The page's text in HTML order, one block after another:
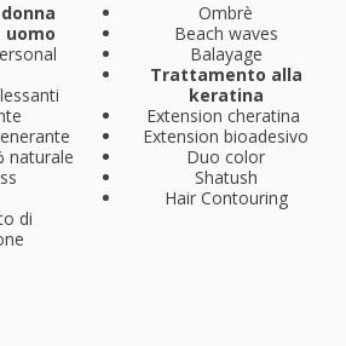
uomo
naturale
di
Ombrè
Beach waves
Balayage
Trattamento alla
keratina
Extension cheratina
Extension bioadesivo
Duo color
Shatush
Hair Contouring